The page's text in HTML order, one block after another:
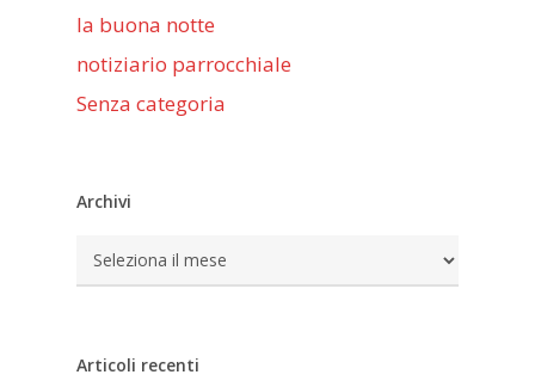
la buona notte
notiziario parrocchiale
Senza categoria
Archivi
Archivi
Articoli recenti